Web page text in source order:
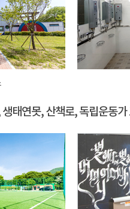
태연못, 산책로, 독립운동가